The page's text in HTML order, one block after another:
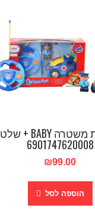
מכונית משטרה BABY + שלט
6901747620008
₪99.00
הוספה לסל